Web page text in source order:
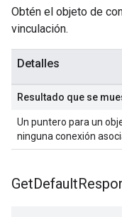
Obtén el objeto de
vinculación.
Detalles
Resultado que se
Un puntero para un
ninguna conexión
GetDefault